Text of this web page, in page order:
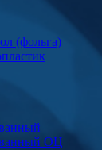
(фольга)
ОЦ